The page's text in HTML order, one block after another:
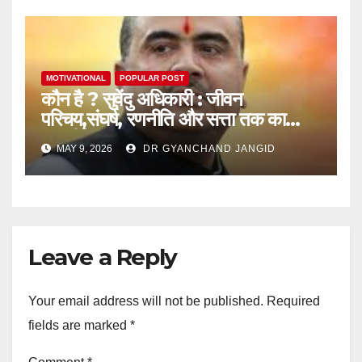
MOTIVATIONAL POPULAR POST
कौन है ? सुवेंदु अधिकारी : जीवन
परिचय,संघर्ष, रणनीति और सत्ता तक का
राजनीतिक सफर
MAY 9, 2026 DR GYANCHAND JANGID
Leave a Reply
Your email address will not be published. Required
fields are marked *